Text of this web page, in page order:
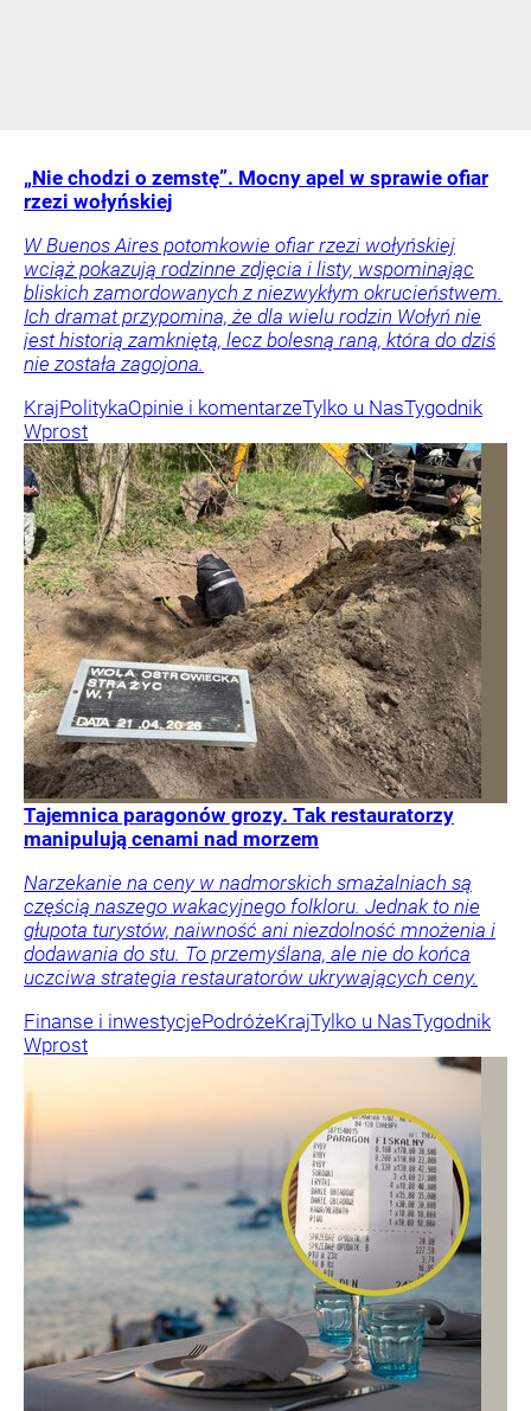
„Nie chodzi o zemstę”. Mocny apel w sprawie ofiar
rzezi wołyńskiej
W Buenos Aires potomkowie ofiar rzezi wołyńskiej
wciąż pokazują rodzinne zdjęcia i listy, wspominając
bliskich zamordowanych z niezwykłym okrucieństwem.
Ich dramat przypomina, że dla wielu rodzin Wołyń nie
jest historią zamkniętą, lecz bolesną raną, która do dziś
nie została zagojona.
KrajPolitykaOpinie i komentarzeTylko u NasTygodnik
Wprost
Tajemnica paragonów grozy. Tak restauratorzy
manipulują cenami nad morzem
Narzekanie na ceny w nadmorskich smażalniach są
częścią naszego wakacyjnego folkloru. Jednak to nie
głupota turystów, naiwność ani niezdolność mnożenia i
dodawania do stu. To przemyślana, ale nie do końca
uczciwa strategia restauratorów ukrywających ceny.
Finanse i inwestycjePodróżeKrajTylko u NasTygodnik
Wprost